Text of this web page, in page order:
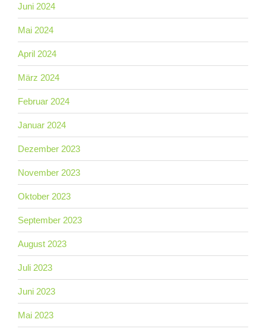
Juni 2024
Mai 2024
April 2024
März 2024
Februar 2024
Januar 2024
Dezember 2023
November 2023
Oktober 2023
September 2023
August 2023
Juli 2023
Juni 2023
Mai 2023